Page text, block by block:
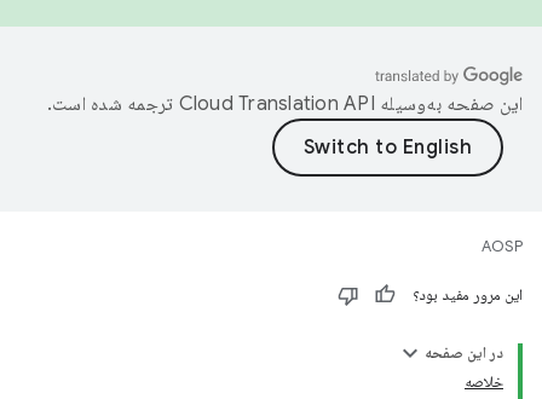
این صفحه به‌وسیله ترجمه شده است.
AOSP
این مرور مفید بود؟
در این صفحه
خلاصه